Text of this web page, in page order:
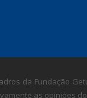
da Fundação
as opiniões